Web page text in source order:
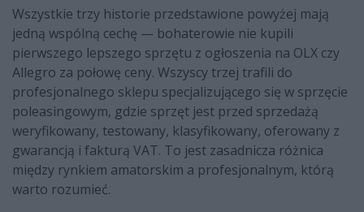
Wszystkie trzy historie przedstawione powyżej mają
jedną wspólną cechę — bohaterowie nie kupili
pierwszego lepszego sprzętu z ogłoszenia na OLX czy
Allegro za połowę ceny. Wszyscy trzej trafili do
profesjonalnego sklepu specjalizującego się w sprzęcie
poleasingowym, gdzie sprzęt jest przed sprzedażą
weryfikowany, testowany, klasyfikowany, oferowany z
gwarancją i fakturą VAT. To jest zasadnicza różnica
między rynkiem amatorskim a profesjonalnym, którą
warto rozumieć.